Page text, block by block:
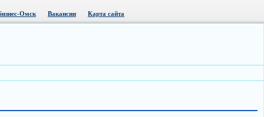
Омск Вакансии Карта сайта